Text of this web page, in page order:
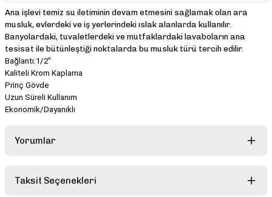
Ana işlevi temiz su iletiminin devam etmesini sağlamak olan ara
musluk, evlerdeki ve iş yerlerindeki ıslak alanlarda kullanılır.
Banyolardaki, tuvaletlerdeki ve mutfaklardaki lavaboların ana
tesisat ile bütünleştiği noktalarda bu musluk türü tercih edilir.
Bağlantı:1/2"
Kaliteli Krom Kaplama
Prinç Gövde
Uzun Süreli Kullanım
Ekonomik/Dayanıklı
Yorumlar
Taksit Seçenekleri